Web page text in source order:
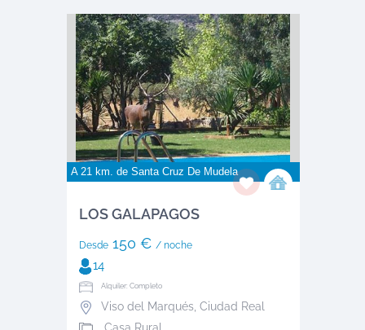
A 21 km. de Santa Cruz De Mudela
LOS GALAPAGOS
Desde150 € / noche
14
Alquiler: Completo
Viso del Marqués, Ciudad Real
Casa Rural